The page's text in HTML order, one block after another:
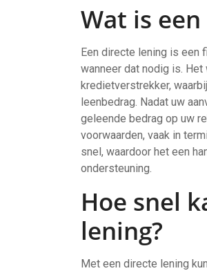
Wat is
Een directe lening is een
wanneer dat nodig is.
kredietverstrekker,
leenbedrag. Nadat uw
geleende bedrag op uw
voorwaarden, vaak in
snel, waardoor het een
ondersteuning.
Hoe snel
lening?
Met een directe lening